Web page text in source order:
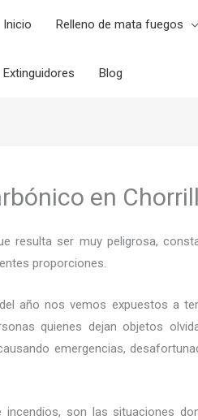
Inicio Relleno de mata fuegos
Extinguidores Blog
en
resulta ser muy peligrosa,
proporciones.
año nos vemos expuestos a
quienes dejan objetos
emergencias,
son las situaciones